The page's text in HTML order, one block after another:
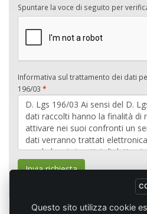
Spuntare la voce di seguito per
Informativa sul trattamento dei dati
196/03 *
Invia richiesta
Questo sito utilizza cookie